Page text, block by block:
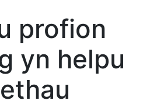
profion
yn helpu